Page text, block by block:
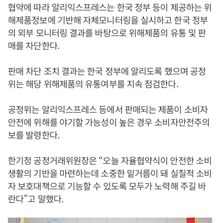
협약에 따라 알리익스프레스는 한국 정부 등이 제공하는 위
해제품정보에 기반해 자체모니터링을 실시하고 한국 정부
의 외부 모니터링 결과를 바탕으로 위해제품의 유통 및 판
매를 차단한다.
판매 차단 조치 결과는 한국 정부에 알리도록 했으며 공정
위는 해당 위해제품의 유통여부를 지속 점검한다.
공정위는 알리익스프레스 등에서 판매되는 제품이 소비자
안전에 위해를 야기할 가능성이 높은 경우 소비자안전주의
보를 발령한다.
한기정 공정거래위원장은 “오늘 자율협약식이 안전한 소비
생활의 기반을 마련하는데 소중한 밑거름이 돼 실질적 소비
자 보호대책으로 기능할 수 있도록 모두가 노력해 주길 바
란다”고 말했다.